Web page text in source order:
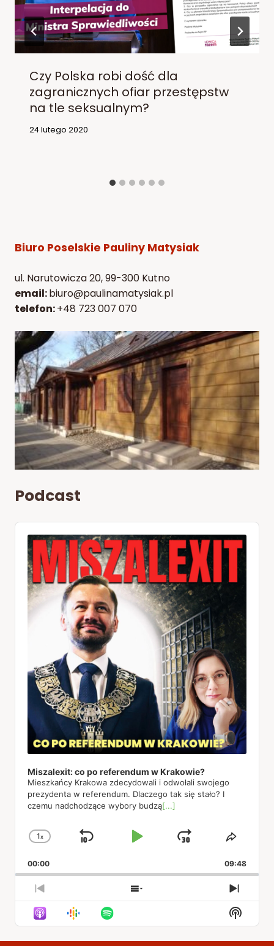
Czy Polska robi dość dla
zagranicznych ofiar przestępstw
na tle seksualnym?
24 lutego 2020
Biuro Poselskie Pauliny Matysiak
ul. Narutowicza 20, 99-300 Kutno
email:biuro@paulinamatysiak.pl
telefon:+48 723 007 070
Podcast
Audio
Player
Miszalexit: co po referendum w Krakowie?
Mieszkańcy Krakowa zdecydowali i odwołali swojego
prezydenta w referendum. Dlaczego tak się stało? I
czemu nadchodzące wybory budzą[...]
Change
Rate
1x
Skip
Play
Jump
Forward
Share
00:00 09:48
Previous
Episode
Show
Episodes
Next
Show